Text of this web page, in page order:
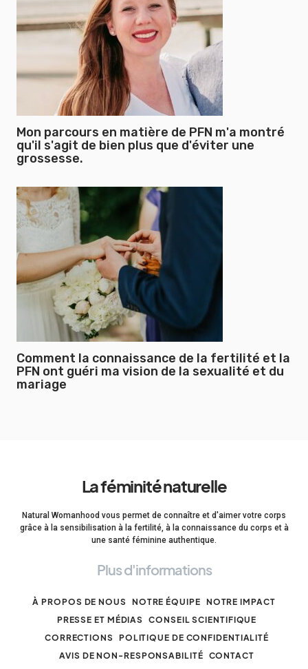
Mon parcours en matière de PFN m'a montré
qu'il s'agit de bien plus que d'éviter une
grossesse.
Comment la connaissance de la fertilité et la
PFN ont guéri ma vision de la sexualité et du
mariage
La féminité naturelle
Natural Womanhood vous permet de connaître et d'aimer votre corps
grâce à la sensibilisation à la fertilité, à la connaissance du corps et à
une santé féminine authentique.
Plus d'informations
À PROPOS DE NOUS NOTRE ÉQUIPE NOTRE IMPACT
PRESSE ET MÉDIAS
CONSEIL SCIENTIFIQUE
CORRECTIONS POLITIQUE DE CONFIDENTIALITÉ
AVIS DE NON-RESPONSABILITÉ CONTACT